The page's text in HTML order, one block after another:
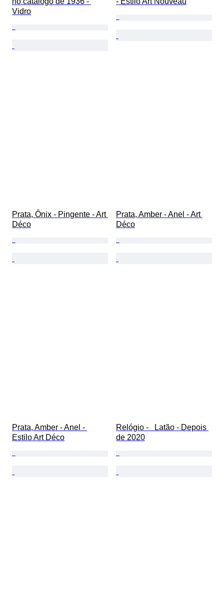
Vidro
Prata, Ônix - Pingente - Art
Déco
Prata, Amber - Anel - Art
Déco
Prata, Amber - Anel -
Estilo Art Déco
Relógio -   Latão - Depois
de 2020